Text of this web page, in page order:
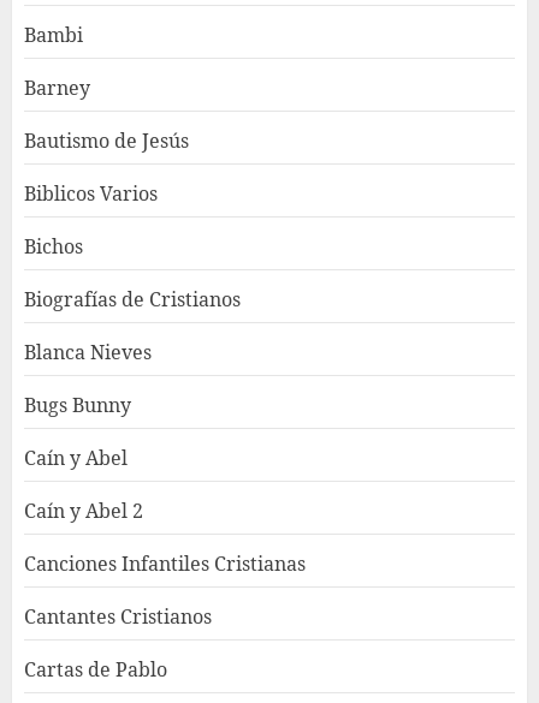
Bambi
Barney
Bautismo de Jesús
Biblicos Varios
Bichos
Biografías de Cristianos
Blanca Nieves
Bugs Bunny
Caín y Abel
Caín y Abel 2
Canciones Infantiles Cristianas
Cantantes Cristianos
Cartas de Pablo